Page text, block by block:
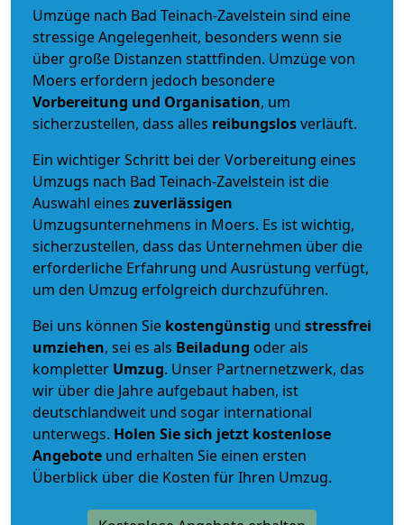
Umzüge nach Bad Teinach-Zavelstein sind eine
stressige Angelegenheit, besonders wenn sie
über große Distanzen stattfinden. Umzüge von
Moers erfordern jedoch besondere
Vorbereitung und Organisation, um
sicherzustellen, dass alles reibungslosverläuft.
Ein wichtiger Schritt bei der Vorbereitung eines
Umzugs nach Bad Teinach-Zavelstein ist die
Auswahl eines zuverlässigen
Umzugsunternehmens in Moers. Es ist wichtig,
sicherzustellen, dass das Unternehmen über die
erforderliche Erfahrung und Ausrüstung verfügt,
um den Umzug erfolgreich durchzuführen.
Bei uns können Sie kostengünstig und stressfrei
umziehen, sei es als Beiladung oder als
kompletter Umzug. Unser Partnernetzwerk, das
wir über die Jahre aufgebaut haben, ist
deutschlandweit und sogar international
unterwegs. Holen Sie sich jetzt kostenlose
Angebote und erhalten Sie einen ersten
Überblick über die Kosten für Ihren Umzug.